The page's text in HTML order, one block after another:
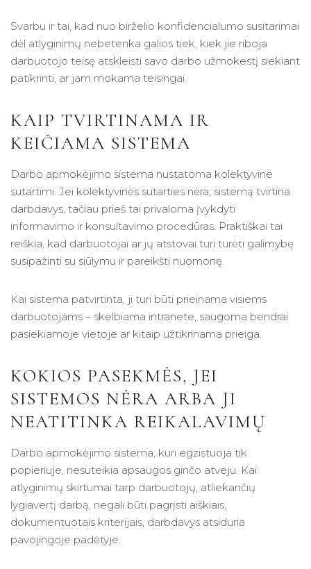
Svarbu ir tai, kad nuo birželio konfidencialumo susitarimai
dėl atlyginimų nebetenka galios tiek, kiek jie riboja
darbuotojo teisę atskleisti savo darbo užmokestį siekiant
patikrinti, ar jam mokama teisingai.
KAIP TVIRTINAMA IR
KEIČIAMA SISTEMA
Darbo apmokėjimo sistema nustatoma kolektyvine
sutartimi. Jei kolektyvinės sutarties nėra, sistemą tvirtina
darbdavys, tačiau prieš tai privaloma įvykdyti
informavimo ir konsultavimo procedūras. Praktiškai tai
reiškia, kad darbuotojai ar jų atstovai turi turėti galimybę
susipažinti su siūlymu ir pareikšti nuomonę.
Kai sistema patvirtinta, ji turi būti prieinama visiems
darbuotojams – skelbiama intranete, saugoma bendrai
pasiekiamoje vietoje ar kitaip užtikrinama prieiga.
KOKIOS PASEKMĖS, JEI
SISTEMOS NĖRA ARBA JI
NEATITINKA REIKALAVIMŲ
Darbo apmokėjimo sistema, kuri egzistuoja tik
popieriuje, nesuteikia apsaugos ginčo atveju. Kai
atlyginimų skirtumai tarp darbuotojų, atliekančių
lygiavertį darbą, negali būti pagrįsti aiškiais,
dokumentuotais kriterijais, darbdavys atsiduria
pavojingoje padėtyje.